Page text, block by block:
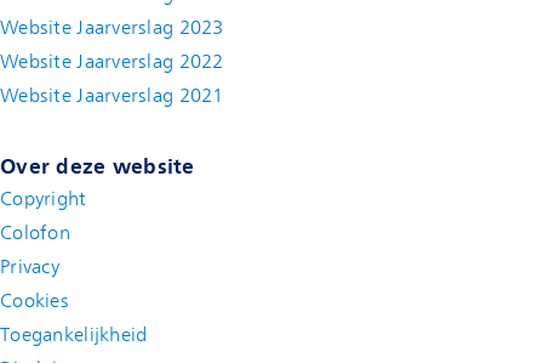
Website Jaarverslag 2023
Website Jaarverslag 2022
Website Jaarverslag 2021
Over deze website
Copyright
Colofon
Privacy
Cookies
Toegankelijkheid